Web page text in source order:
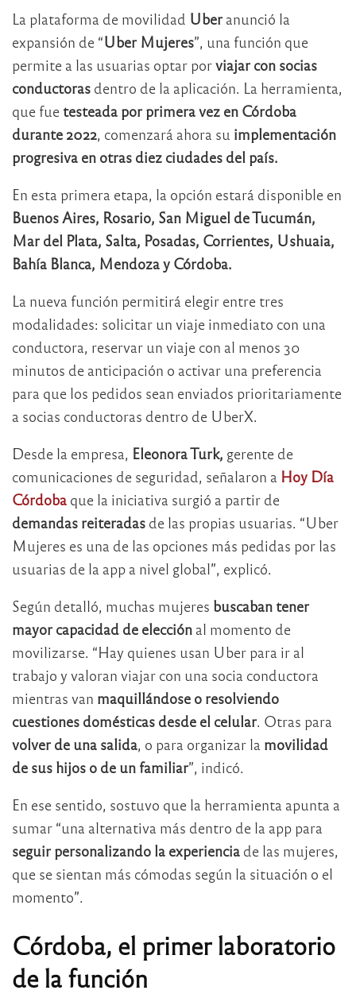
La plataforma de movilidad Uber anunció la
expansión de “Uber Mujeres”, una función que
permite a las usuarias optar porviajar con socias
conductoras dentro de la aplicación. La herramienta,
que fuetesteada por primera vez en Córdoba
durante 2022, comenzará ahora su implementación
progresiva en otras diez ciudades del país.
En esta primera etapa, la opción estará disponible en
Buenos Aires, Rosario, San Miguel de Tucumán,
Mar del Plata, Salta, Posadas, Corrientes, Ushuaia,
Bahía Blanca, Mendoza y Córdoba.
La nueva función permitirá elegir entre tres
modalidades: solicitar un viaje inmediato con una
conductora, reservar un viaje con al menos 30
minutos de anticipación o activar una preferencia
para que los pedidos sean enviados prioritariamente
a socias conductoras dentro de UberX.
Desde la empresa, Eleonora Turk, gerente de
comunicaciones de seguridad, señalaron a Hoy Día
Córdoba que la iniciativa surgió a partir de
demandas reiteradas de las propias usuarias. “Uber
Mujeres es una de las opciones más pedidas por las
usuarias de la app a nivel global”, explicó.
Según detalló, muchas mujeres buscaban tener
mayor capacidad de elección al momento de
movilizarse. “Hay quienes usan Uber para ir al
trabajo y valoran viajar con una socia conductora
mientras van maquillándose o resolviendo
cuestiones domésticas desde el celular. Otras para
volver de una salida, o para organizar la movilidad
de sus hijos o de un familiar”, indicó.
En ese sentido, sostuvo que la herramienta apunta a
sumar “una alternativa más dentro de la app para
seguir personalizando la experiencia de las mujeres,
que se sientan más cómodas según la situación o el
momento”.
Córdoba, el primer laboratorio
de la función